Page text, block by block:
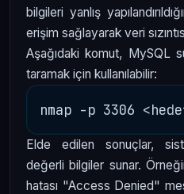
bilgileri yanlış
erişim sağlayarak veri
Aşağıdaki komut, MySQL
taramak için kullanılabilir:
Elde edilen sonuçlar,
değerli bilgiler sunar.
hatası "Access Denied"